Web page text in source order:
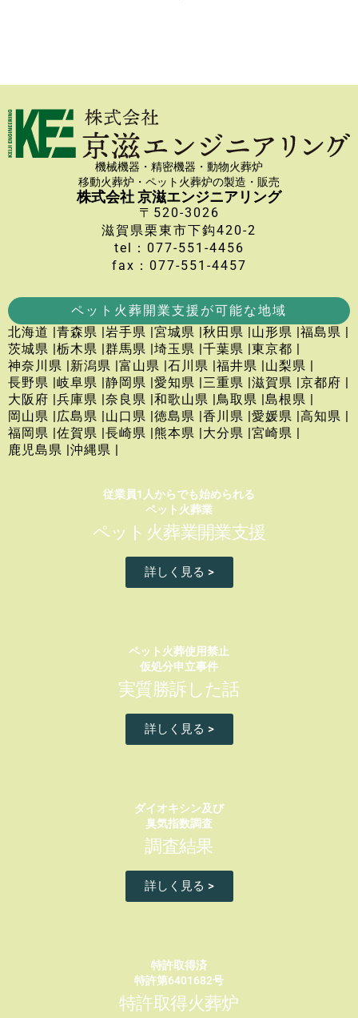
機械機器・精密機器・動物火葬炉
移動火葬炉・ペット火葬炉の製造・販売
株式会社 京滋エンジニアリング
〒520-3026
滋賀県栗東市下鈎420-2
tel：077-551-4456
fax：077-551-4457
ペット火葬開業支援が可能な地域
北海道 |青森県 |岩手県 |宮城県 |秋田県 |山形県 |福島県 |
茨城県 |栃木県 |群馬県 |埼玉県 |千葉県 |東京都 |
神奈川県 |新潟県 |富山県 |石川県 |福井県 |山梨県 |
長野県 |岐阜県 |静岡県 |愛知県 |三重県 |滋賀県 |京都府 |
大阪府 |兵庫県 |奈良県 |和歌山県 |鳥取県 |島根県 |
岡山県 |広島県 |山口県 |徳島県 |香川県 |愛媛県 |高知県 |
福岡県 |佐賀県 |長崎県 |熊本県 |大分県 |宮崎県 |
鹿児島県 |沖縄県 |
従業員1人からでも始められる
ペット火葬業
ペット火葬業開業支援
詳しく見る >
ペット火葬使用禁止
仮処分申立事件
実質勝訴した話
詳しく見る >
ダイオキシン及び
臭気指数調査
調査結果
詳しく見る >
特許取得済
特許第6401682号
特許取得火葬炉